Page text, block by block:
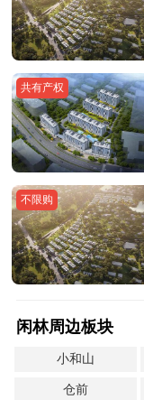
共有产权
不限购
闲林周边板块
小和山
仓前